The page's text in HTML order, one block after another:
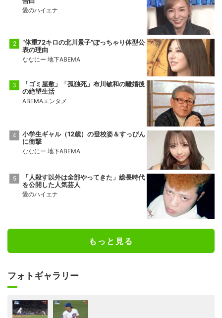
愛のハイエナ
“体重72キロの北川景子”ぽっちゃり体型公
表の理由
ななにー 地下ABEMA
「ゴミ屋敷」「孤独死」布川敏和の離婚後
の絶望生活
ABEMAエンタメ
小学生ギャル（12歳）の登校姿＆すっぴん
に衝撃
ななにー 地下ABEMA
「人殺す以外は全部やってきた」総長時代
を公開した人気芸人
愛のハイエナ
もっと見る
フォトギャラリー